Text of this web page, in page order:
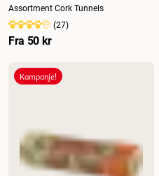
Assortment Cork Tunnels
(27)
Fra 50 kr
Kampanje!